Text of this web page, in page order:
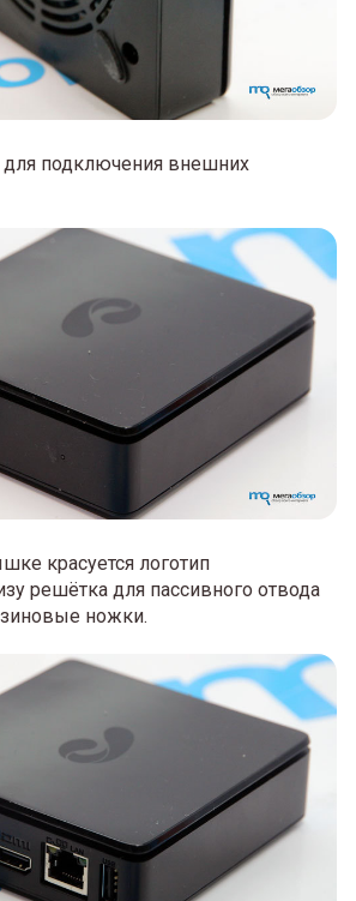
для подключения внешних
красуется логотип
решётка для пассивного отвода
ножки.